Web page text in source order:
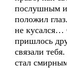
послушным и
положил
не
пришлось
связали
стал